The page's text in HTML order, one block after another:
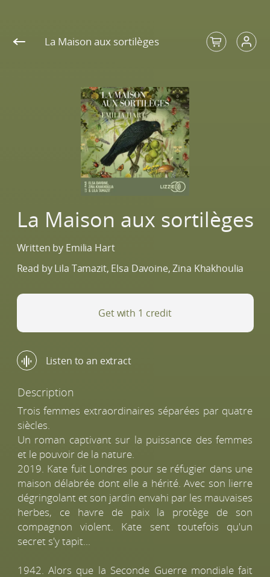
La Maison aux sortilèges
La Maison aux sortilèges
Written by Emilia Hart
Read by Lila Tamazit, Elsa Davoine, Zina Khakhoulia
Get with 1 credit
Listen to an extract
Description
Trois femmes extraordinaires séparées par quatre
siècles.
Un roman captivant sur la puissance des femmes
et le pouvoir de la nature.
2019. Kate fuit Londres pour se réfugier dans une
maison délabrée dont elle a hérité. Avec son lierre
dégringolant et son jardin envahi par les mauvaises
herbes, ce havre de paix la protège de son
compagnon violent. Kate sent toutefois qu'un
secret s'y tapit...
1942. Alors que la Seconde Guerre mondiale fait